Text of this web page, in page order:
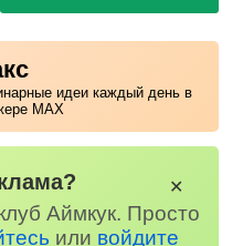
идеи каждый день в
MAX
Аймкук. Просто
или войдите
✕